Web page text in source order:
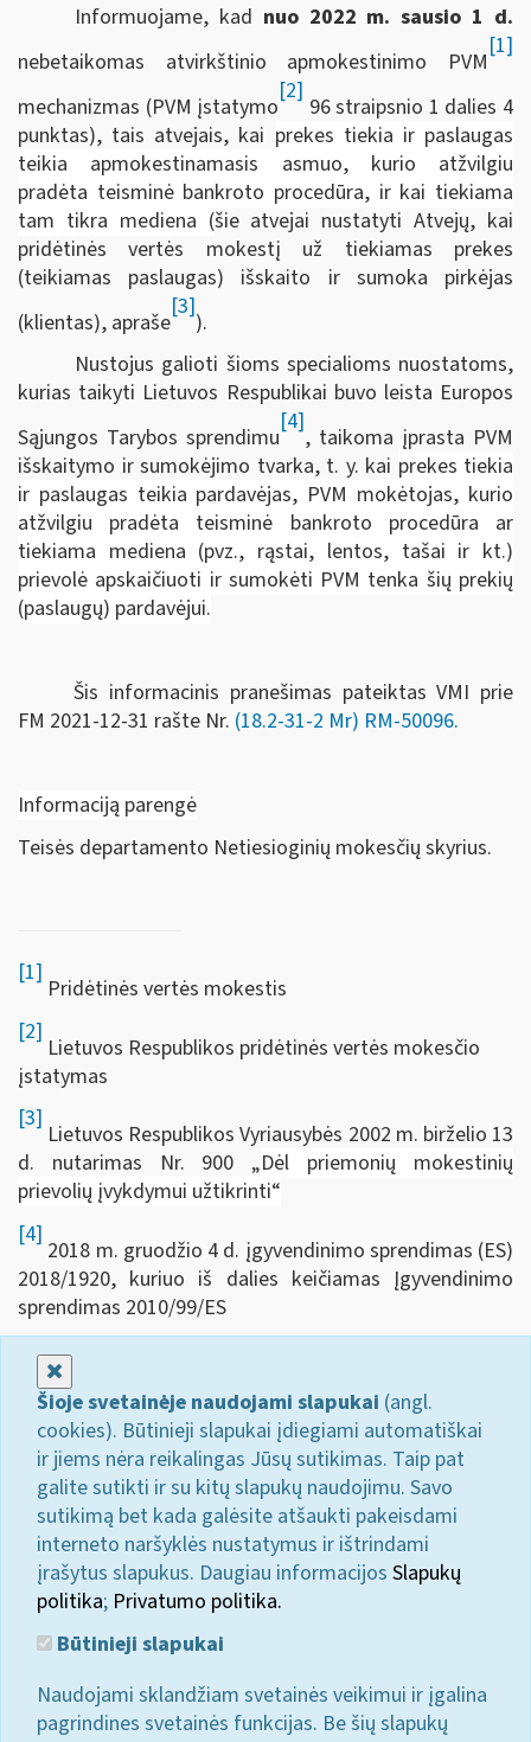
Informuojame, kad nuo 2022 m. sausio 1 d.
nebetaikomas atvirkštinio apmokestinimo PVM
[1]
mechanizmas (PVM įstatymo
[2]
96 straipsnio 1 dalies 4
punktas), tais atvejais, kai prekes tiekia ir paslaugas
teikia apmokestinamasis asmuo, kurio atžvilgiu
pradėta teisminė bankroto procedūra, ir kai tiekiama
tam tikra mediena (šie atvejai nustatyti Atvejų, kai
pridėtinės vertės mokestį už tiekiamas prekes
(teikiamas paslaugas) išskaito ir sumoka pirkėjas
(klientas), apraše
[3]
).
Nustojus galioti šioms specialioms nuostatoms,
kurias taikyti Lietuvos Respublikai buvo leista Europos
Sąjungos Tarybos sprendimu
[4]
, taikoma įprasta PVM
išskaitymo ir sumokėjimo tvarka, t. y. kai prekes tiekia
ir paslaugas teikia pardavėjas, PVM mokėtojas, kurio
atžvilgiu pradėta teisminė bankroto procedūra ar
tiekiama mediena (pvz., rąstai, lentos, tašai ir kt.)
prievolė apskaičiuoti ir sumokėti PVM tenka šių prekių
(paslaugų) pardavėjui.
Šis informacinis pranešimas pateiktas VMI prie
FM 2021-12-31 rašte Nr. (18.2-31-2 Mr) RM-50096.
Informaciją parengė
Teisės departamento Netiesioginių mokesčių skyrius.
[1]
Pridėtinės vertės mokestis
[2]
Lietuvos Respublikos pridėtinės vertės mokesčio
įstatymas
[3]
Lietuvos Respublikos Vyriausybės 2002 m. birželio 13
d. nutarimas Nr. 900 „Dėl priemonių mokestinių
prievolių įvykdymui užtikrinti“
[4]
2018 m. gruodžio 4 d. įgyvendinimo sprendimas (ES)
2018/1920, kuriuo iš dalies keičiamas Įgyvendinimo
sprendimas 2010/99/ES
Šioje svetainėje naudojami slapukai (angl.
cookies). Būtinieji slapukai įdiegiami automatiškai
ir jiems nėra reikalingas Jūsų sutikimas. Taip pat
galite sutikti ir su kitų slapukų naudojimu. Savo
sutikimą bet kada galėsite atšaukti pakeisdami
interneto naršyklės nustatymus ir ištrindami
įrašytus slapukus. Daugiau informacijos Slapukų
politika; Privatumo politika.
Būtinieji slapukai
Naudojami sklandžiam svetainės veikimui ir įgalina
pagrindines svetainės funkcijas. Be šių slapukų